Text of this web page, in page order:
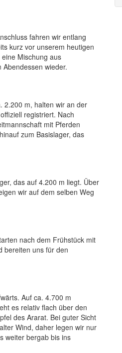
fahren wir entlang
kurz vor unserem heutigen
Mischung aus
wieder.
2.200 m, halten wir an der
registriert. Nach
mit Pferden
zum Basislager, das
das auf 4.200 m liegt. Über
wir auf dem selben Weg
nach dem Frühstück mit
bereiten uns für den
Auf ca. 4.700 m
es relativ flach über den
des Ararat. Bei guter Sicht
Wind, daher legen wir nur
weiter bergab bis ins